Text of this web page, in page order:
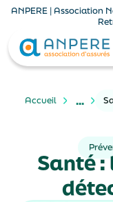
ANPERE | Association
Accueil ...
Santé